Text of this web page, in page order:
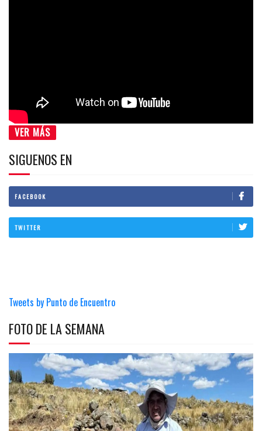
VER MÁS
SIGUENOS EN
FACEBOOK
TWITTER
Tweets by Punto de Encuentro
FOTO DE LA SEMANA